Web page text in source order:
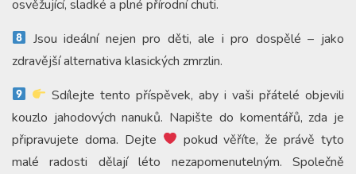
osvěžující, sladké a plné přírodní chuti.
Jsou ideální nejen pro děti, ale i pro dospělé – jako
zdravější alternativa klasických zmrzlin.
Sdílejte tento příspěvek, aby i vaši přátelé objevili
kouzlo jahodových nanuků. Napište do komentářů, zda je
připravujete doma. Dejte
pokud věříte, že právě tyto
malé radosti dělají léto nezapomenutelným. Společně